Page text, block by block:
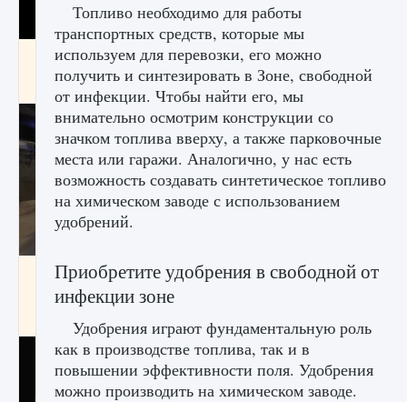
Как получить Thunder Egg в Stardew Valley
9 августа 2024 1 244 0 0
Как исправить неработающие награды For
Топливо необходимо для работы
транспортных средств, которые мы
используем для перевозки, его можно
получить и синтезировать в Зоне, свободной
от инфекции. Чтобы найти его, мы
внимательно осмотрим конструкции со
значком топлива вверху, а также парковочные
места или гаражи. Аналогично, у нас есть
возможность создавать синтетическое топливо
на химическом заводе с использованием
удобрений.
Приобретите удобрения в свободной от
инфекции зоне
Удобрения играют фундаментальную роль
как в производстве топлива, так и в
повышении эффективности поля. Удобрения
можно производить на химическом заводе.